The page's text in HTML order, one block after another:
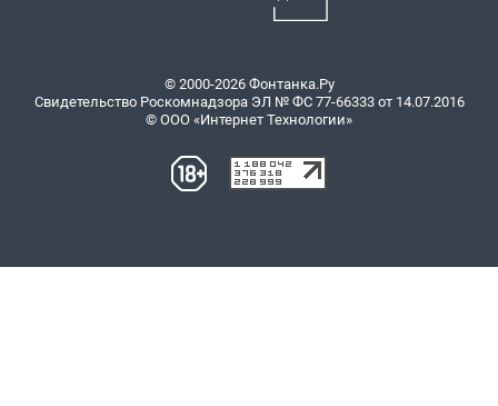
© 2000-2026 Фонтанка.Ру
Свидетельство Роскомнадзора ЭЛ № ФС 77-66333 от 14.07.2016
© ООО «Интернет Технологии»